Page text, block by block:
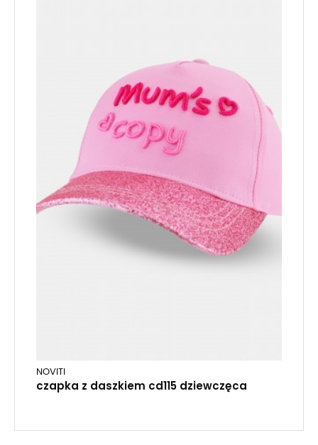
NOVITI
czapka z daszkiem cd115 dziewczęca